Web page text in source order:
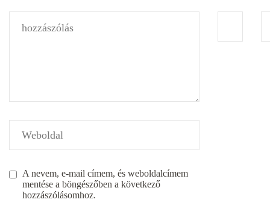
A nevem, e-mail címem, és weboldalcímem
mentése a böngészőben a következő
hozzászólásomhoz.